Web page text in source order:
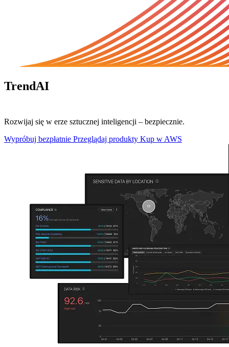
TrendAI
Rozwijaj się w erze sztucznej inteligencji – bezpiecznie.
Wypróbuj bezpłatnie Przeglądaj produkty Kup w AWS